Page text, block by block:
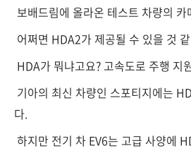
보배드림에 올라온 테스트 차량의 카
어쩌면 HDA2가 제공될 수 있을 것
HDA가 뭐냐고요? 고속도로 주행 지
기아의 최신 차량인 스포티지에는
다.
하지만 전기 차 EV6는 고급 사양에